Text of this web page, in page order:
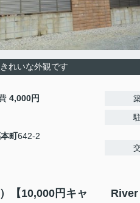
きれいな外観です
4,000円
町642-2
【10,000円キャ
River